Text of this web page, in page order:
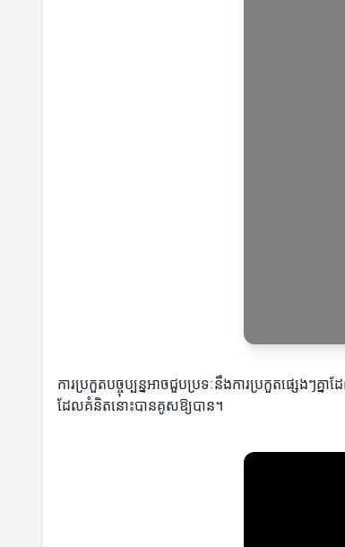
ការប្រកួតបច្ចុប្បន្នអាចជួបប្រទៈនឹងការប្រកួតផ្សេងៗ
ដែលគំនិតនោះបានគូសឱ្យបាន។